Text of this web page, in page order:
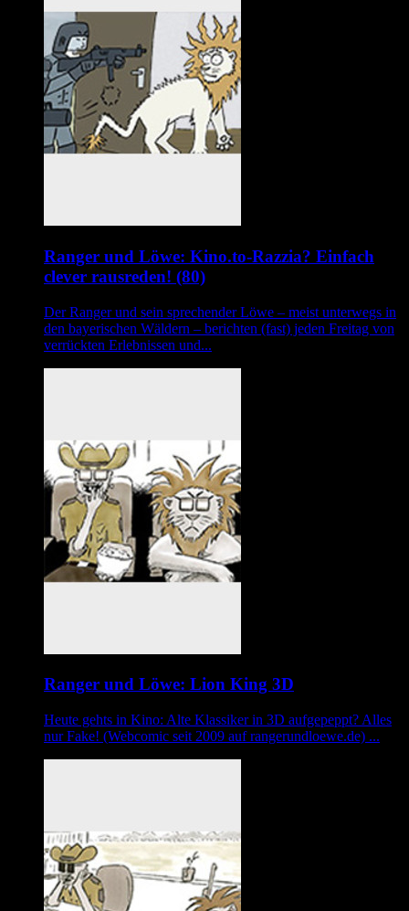
Ranger und Löwe: Kino.to-Razzia? Einfach
clever rausreden! (80)
Der Ranger und sein sprechender Löwe – meist unterwegs in
den bayerischen Wäldern – berichten (fast) jeden Freitag von
verrückten Erlebnissen und...
Ranger und Löwe: Lion King 3D
Heute gehts in Kino: Alte Klassiker in 3D aufgepeppt? Alles
nur Fake! (Webcomic seit 2009 auf rangerundloewe.de) ...